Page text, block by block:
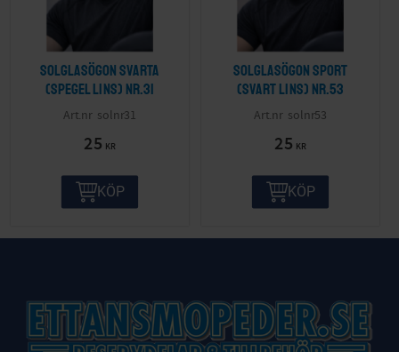
Solglasögon svarta
(spegel lins) nr.31
solnr31
25 KR
KÖP
Solglasögon sport
(svart lins) nr.53
solnr53
25 KR
KÖP